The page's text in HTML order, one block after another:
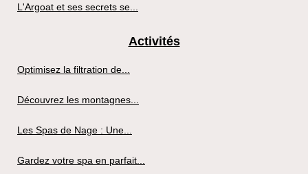
L'Argoat et ses secrets se...
Activités
Optimisez la filtration de...
Découvrez les montagnes...
Les Spas de Nage : Une...
Gardez votre spa en parfait...